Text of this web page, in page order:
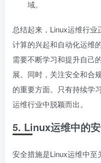
域。
总结起来，Linux运维行
计算的兴起和自动化运维
需要不断学习和提升自己
展。同时，关注安全和合
的重要方面。只有持续学
运维行业中脱颖而出。
5. Linux运维中的
安全措施是Linux运维中